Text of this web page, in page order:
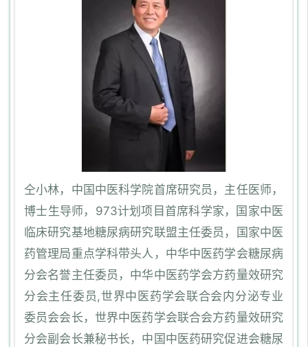
仝小林，中国中医科学院首席研究员，主任医师，
博士生导师，973计划项目首席科学家，国家中医
临床研究基地糖尿病研究联盟主任委员，国家中医
药管理局重点学科带头人，中华中医药学会糖尿病
分会名誉主任委员，中华中医药学会方药量效研究
分会主任委员,世界中医药学会联合会内分泌专业
委员会会长，世界中医药学会联合会方药量效研究
分会副会长兼秘书长，中国中医药研究促进会糖尿